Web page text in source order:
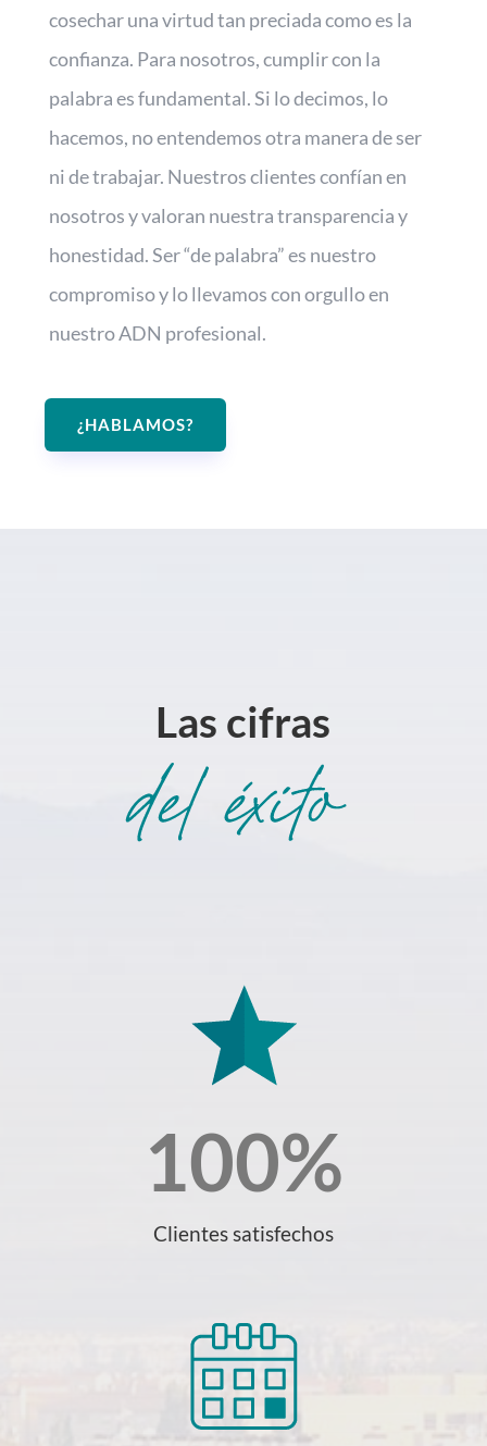
cosechar una virtud tan preciada como es la
confianza. Para nosotros, cumplir con la
palabra es fundamental. Si lo decimos, lo
hacemos, no entendemos otra manera de ser
ni de trabajar. Nuestros clientes confían en
nosotros y valoran nuestra transparencia y
honestidad. Ser “de palabra” es nuestro
compromiso y lo llevamos con orgullo en
nuestro ADN profesional.
¿HABLAMOS?
Las cifras
100%
Clientes satisfechos